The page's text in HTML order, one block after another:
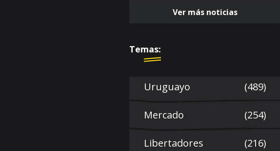
Ver más noticias
Temas:
Uruguayo (489)
Mercado (254)
Libertadores (216)